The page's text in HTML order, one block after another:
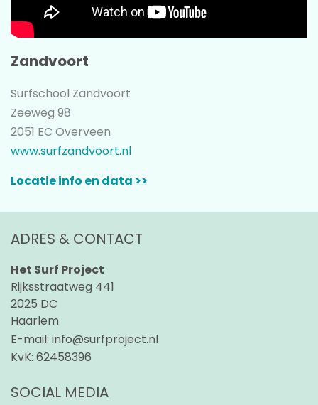
Zandvoort
Surfschool Zandvoort
Zeeweg 98
2051 EC Overveen
www.surfzandvoort.nl
Locatie info en data >>
ADRES & CONTACT
Het Surf Project
Rijksstraatweg 441
2025 DC
Haarlem
E-mail: info@surfproject.nl
KvK: 62458396
SOCIAL MEDIA